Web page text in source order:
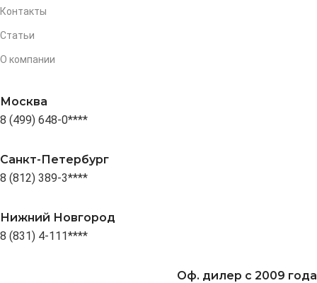
Контакты
Статьи
О компании
Москва
8 (499) 648-0****
Санкт-Петербург
8 (812) 389-3****
Нижний Новгород
8 (831) 4-111****
Оф. дилер с 2009 года